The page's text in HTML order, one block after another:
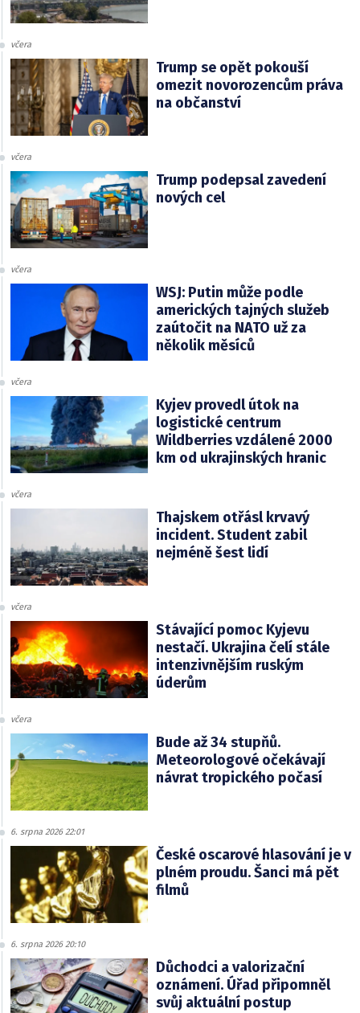
včera
Trump se opět pokouší
omezit novorozencům práva
na občanství
včera
Trump podepsal zavedení
nových cel
včera
WSJ: Putin může podle
amerických tajných služeb
zaútočit na NATO už za
několik měsíců
včera
Kyjev provedl útok na
logistické centrum
Wildberries vzdálené 2000
km od ukrajinských hranic
včera
Thajskem otřásl krvavý
incident. Student zabil
nejméně šest lidí
včera
Stávající pomoc Kyjevu
nestačí. Ukrajina čelí stále
intenzivnějším ruským
úderům
včera
Bude až 34 stupňů.
Meteorologové očekávají
návrat tropického počasí
6. srpna 2026 22:01
České oscarové hlasování je v
plném proudu. Šanci má pět
filmů
6. srpna 2026 20:10
Důchodci a valorizační
oznámení. Úřad připomněl
svůj aktuální postup